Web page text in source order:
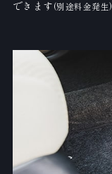
できます(別途料金発生)